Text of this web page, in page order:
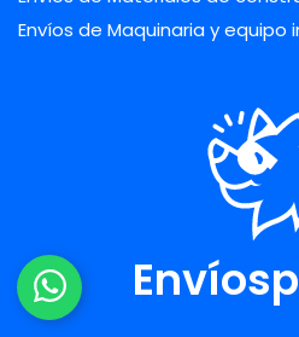
Envíos de Maquinaria y equipo